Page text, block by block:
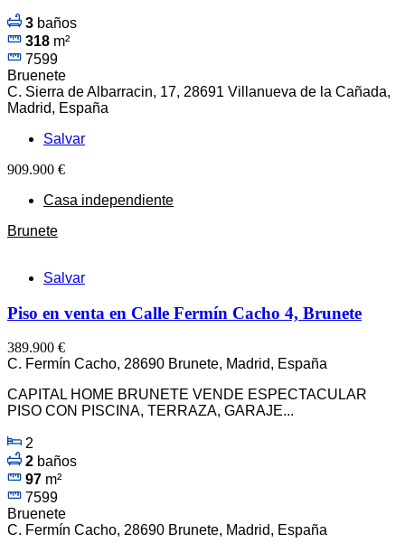
3 baños
318 m²
7599
Bruenete
C. Sierra de Albarracin, 17, 28691 Villanueva de la Cañada,
Madrid, España
Salvar
909.900 €
Casa independiente
Brunete
Salvar
Piso en venta en Calle Fermín Cacho 4, Brunete
389.900 €
C. Fermín Cacho, 28690 Brunete, Madrid, España
CAPITAL HOME BRUNETE VENDE ESPECTACULAR
PISO CON PISCINA, TERRAZA, GARAJE...
2
2 baños
97 m²
7599
Bruenete
C. Fermín Cacho, 28690 Brunete, Madrid, España